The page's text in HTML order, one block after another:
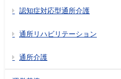
認知症対応型通所介護
通所リハビリテーション
通所介護